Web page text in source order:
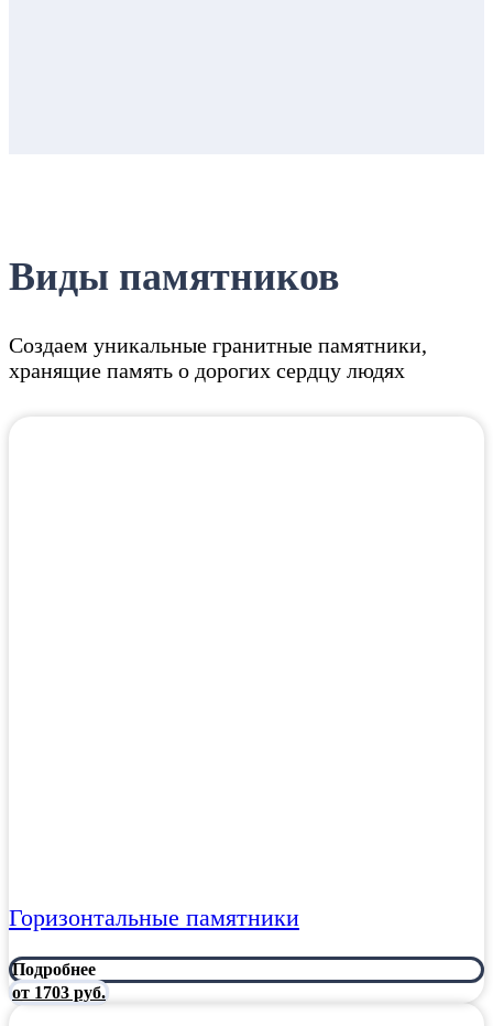
Виды памятников
Создаем уникальные гранитные памятники,
хранящие память о дорогих сердцу людях
Горизонтальные памятники
Подробнее
от 1703 руб.